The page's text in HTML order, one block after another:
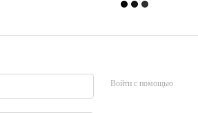
Войти с помощью